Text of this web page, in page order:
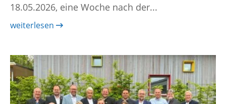
18.05.2026, eine Woche nach der...
weiterlesen